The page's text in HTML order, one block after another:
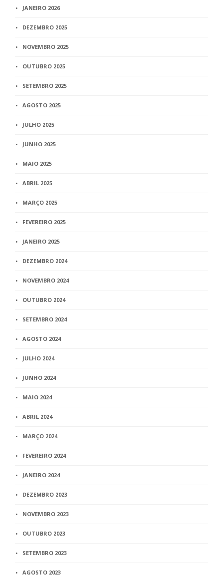
JANEIRO 2026
DEZEMBRO 2025
NOVEMBRO 2025
OUTUBRO 2025
SETEMBRO 2025
AGOSTO 2025
JULHO 2025
JUNHO 2025
MAIO 2025
ABRIL 2025
MARÇO 2025
FEVEREIRO 2025
JANEIRO 2025
DEZEMBRO 2024
NOVEMBRO 2024
OUTUBRO 2024
SETEMBRO 2024
AGOSTO 2024
JULHO 2024
JUNHO 2024
MAIO 2024
ABRIL 2024
MARÇO 2024
FEVEREIRO 2024
JANEIRO 2024
DEZEMBRO 2023
NOVEMBRO 2023
OUTUBRO 2023
SETEMBRO 2023
AGOSTO 2023